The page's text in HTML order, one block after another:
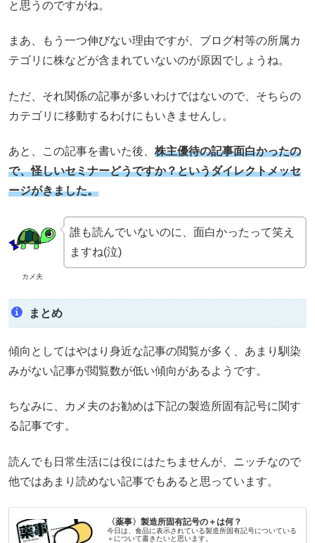
と思うのですがね。
まあ、もう一つ伸びない理由ですが、ブログ村等の所属カ
テゴリに株などが含まれていないのが原因でしょうね。
ただ、それ関係の記事が多いわけではないので、そちらの
カテゴリに移動するわけにもいきませんし。
あと、この記事を書いた後、 株主優待の記事面白かったの
で、怪しいセミナーどうですか？というダイレクトメッセ
ージがきました。
カメ夫
誰も読んでいないのに、面白かったって笑え
ますね(泣)
まとめ
傾向としてはやはり身近な記事の閲覧が多く、あまり馴染
みがない記事が閲覧数が低い傾向があるようです。
ちなみに、カメ夫のお勧めは下記の製造所固有記号に関す
る記事です。
読んでも日常生活には役にはたちませんが、ニッチなので
他ではあまり読めない記事でもあると思っています。
〈薬事〉製造所固有記号の＋は何？
今日は、食品に表示されている製造所固有記号についている
＋について書きたいと思います。